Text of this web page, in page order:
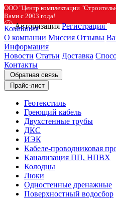
ООО "Центр комплектации
Вами с 2003 года!
Авторизация Регистрация
Компания
О компании Миссия Отзывы
Информация
Новости Статьи Доставка
Контакты
Обратная связь
Прайс-лист
Геотекстиль
Греющий кабель
Двухстенные трубы
ДКС
ИЭК
Кабеле-проводниковая
Канализация ПП, НПВХ
Колодцы
Люки
Одностенные дренажные
Поверхностный водосбор